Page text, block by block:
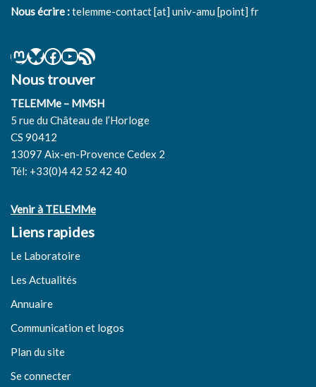
Nous écrire :telemme-contact [at] univ-amu [point] fr
Nous trouver
TELEMMe – MMSH
5 rue du Château de l’Horloge
CS 90412
13097 Aix-en-Provence Cedex 2
Tél: +33(0)4 42 52 42 40
Venir à TELEMMe
Liens rapides
Le Laboratoire
Les Actualités
Annuaire
Communication et logos
Plan du site
Se connecter